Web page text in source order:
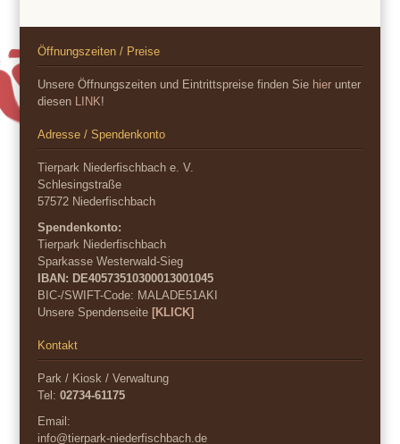
Öffnungszeiten / Preise
Unsere Öffnungszeiten und Eintrittspreise finden Sie hier unter
diesen LINK!
Adresse / Spendenkonto
Tierpark Niederfischbach e. V.
Schlesingstraße
57572 Niederfischbach
Spendenkonto:
Tierpark Niederfischbach
Sparkasse Westerwald-Sieg
IBAN: DE40573510300013001045
BIC-/SWIFT-Code: MALADE51AKI
Unsere Spendenseite[KLICK]
Kontakt
Park / Kiosk / Verwaltung
Tel:02734-61175
Email:
info@tierpark-niederfischbach.de